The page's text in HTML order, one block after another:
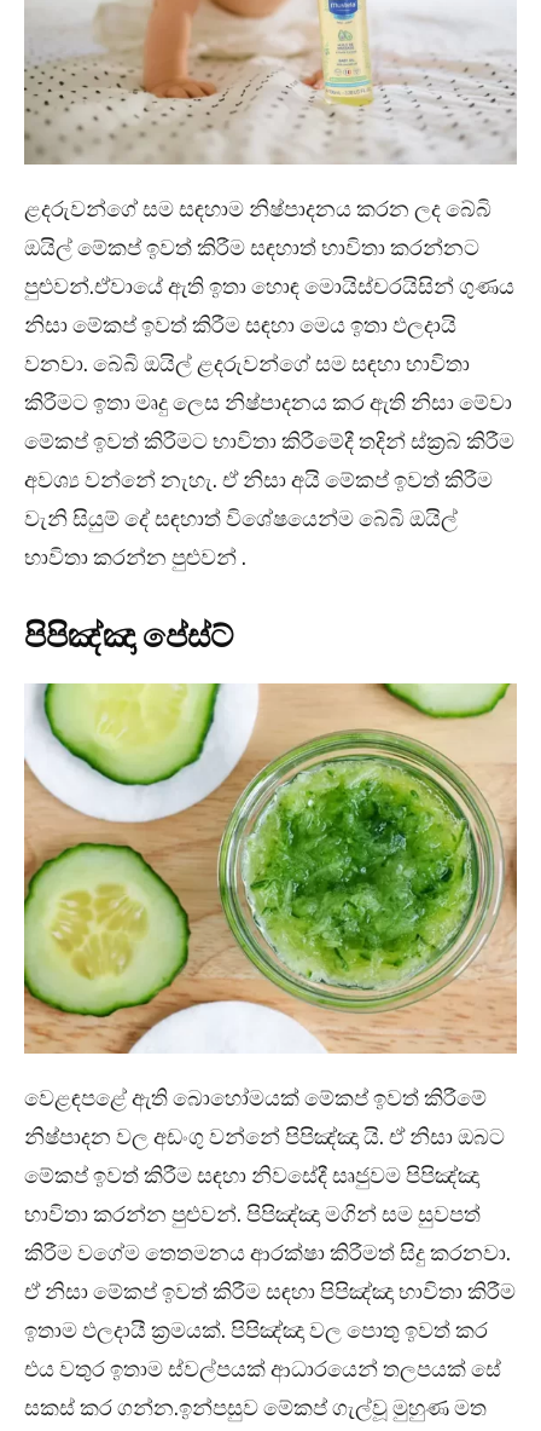
ළදරුවන්ගේ සම සඳහාම නිෂ්පාදනය කරන ලද බේබි
ඔයිල් මේකප් ඉවත් කිරීම සඳහාත් භාවිතා කරන්නට
පුළුවන්.ඒවායේ ඇති ඉතා හොඳ මොයිස්චරයිසින් ගුණය
නිසා මේකප් ඉවත් කිරීම සඳහා මෙය ඉතා ඵලදායි
වනවා. බේබි ඔයිල් ළදරුවන්ගේ සම සඳහා භාවිතා
කිරීමට ඉතා මෘදු ලෙස නිෂ්පාදනය කර ඇති නිසා මේවා
මේකප් ඉවත් කිරීමට භාවිතා කිරීමේදී තදින් ස්ක්‍රබ් කිරීම
අවශ්‍ය වන්නේ නැහැ. ඒ නිසා අයි මේකප් ඉවත් කිරීම
වැනි සියුම් දේ සඳහාත් විශේෂයෙන්ම බේබි ඔයිල්
භාවිතා කරන්න පුළුවන් .
පිපිඤ්ඤා පේස්ට්
වෙළඳපළේ ඇති බොහෝමයක් මේකප් ඉවත් කිරීමේ
නිෂ්පාදන වල අඩංගු වන්නේ පිපිඤ්ඤා යි. ඒ නිසා ඔබට
මේකප් ඉවත් කිරීම සඳහා නිවසේදී සෘජුවම පිපිඤ්ඤා
භාවිතා කරන්න පුළුවන්. පිපිඤ්ඤා මගින් සම සුවපත්
කිරීම වගේම තෙතමනය ආරක්ෂා කිරීමත් සිදු කරනවා.
ඒ නිසා මේකප් ඉවත් කිරීම සඳහා පිපිඤ්ඤා භාවිතා කිරීම
ඉතාම ඵලදායී ක්‍රමයක්. පිපිඤ්ඤා වල පොතු ඉවත් කර
එය වතුර ඉතාම ස්වල්පයක් ආධාරයෙන් තලපයක් සේ
සකස් කර ගන්න.ඉන්පසුව මේකප් ගැල්වූ මුහුණ මත